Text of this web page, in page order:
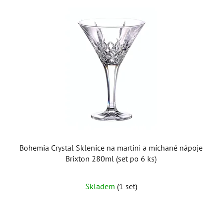
Bohemia Crystal Sklenice na martini a míchané nápoje
Brixton 280ml (set po 6 ks)
Skladem (1 set)